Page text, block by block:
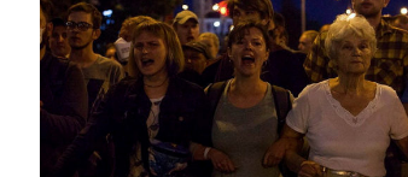
ta
menneskerettigheter
på
alvor"